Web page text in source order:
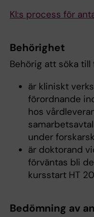
KI:s process för
Behörighet
Behörig att söka till
är kliniskt
förordnande
hos
under
är doktorand
förväntas bli
kursstart HT
Bedömning av